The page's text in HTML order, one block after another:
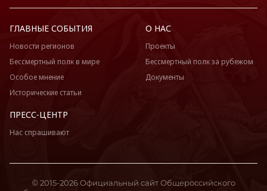
ГЛАВНЫЕ СОБЫТИЯ
Новости регионов
Бессмертный полк в мире
Особое мнение
Исторические статьи
О НАС
Проекты
Бессмертный полк за рубежом
Документы
ПРЕСС-ЦЕНТР
Нас спрашивают
© 2015-2026 Официальный сайт Общероссийского